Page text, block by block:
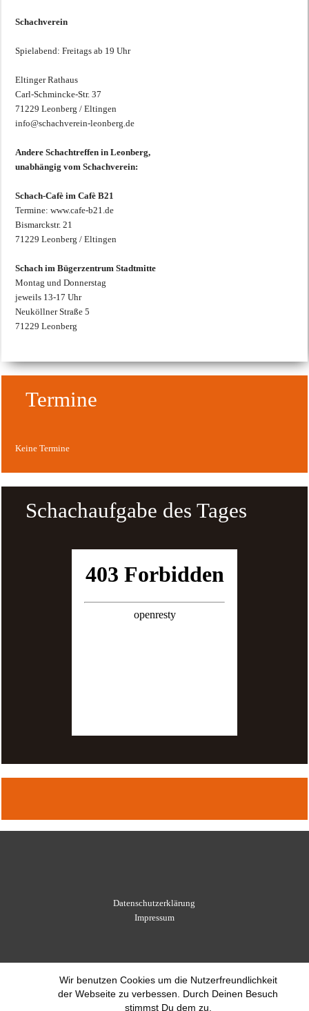
Wir benutzen Cookies um die Nutzerfreundlichkeit
der Webseite zu verbessen. Durch Deinen Besuch
stimmst Du dem zu.
Schachverein
Spielabend: Freitags ab 19 Uhr
Eltinger Rathaus
Carl-Schmincke-Str. 37
71229 Leonberg / Eltingen
info@schachverein-leonberg.de
Andere Schachtreffen in Leonberg,
unabhängig vom Schachverein:
Schach-Cafè im Cafè B21
Termine: www.cafe-b21.de
Bismarckstr. 21
71229 Leonberg / Eltingen
Schach im Bügerzentrum Stadtmitte
Montag und Donnerstag
jeweils 13-17 Uhr
Neuköllner Straße 5
71229 Leonberg
Termine
Keine Termine
Schachaufgabe des Tages
Datenschutzerklärung
Impressum